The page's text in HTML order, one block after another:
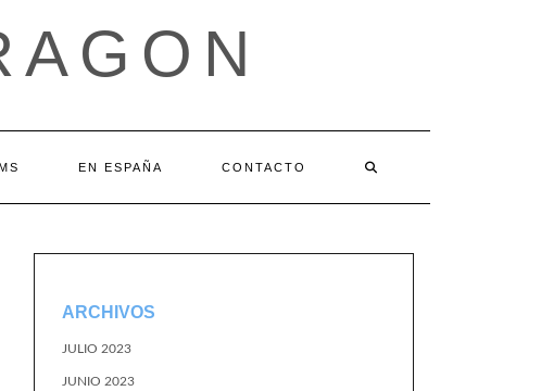
EN ESPAÑA CONTACTO
ARCHIVOS
JULIO 2023
JUNIO 2023